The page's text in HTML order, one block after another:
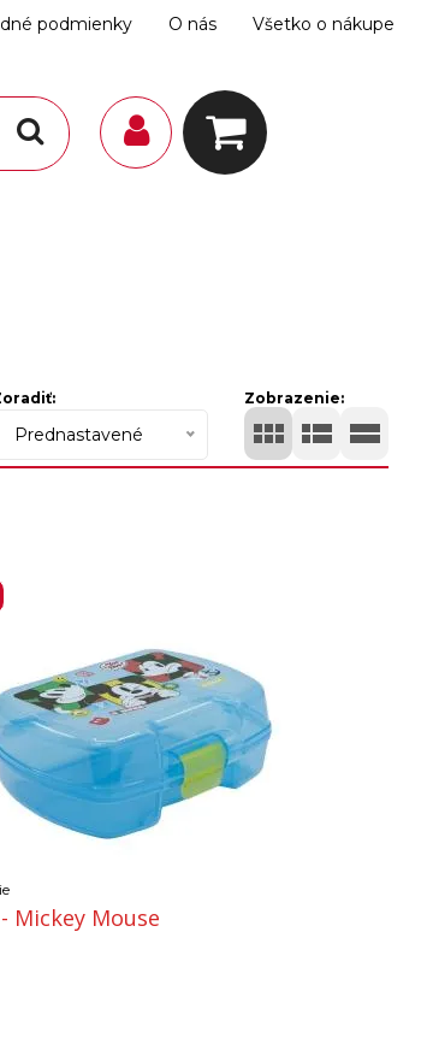
podmienky O nás Všetko o nákupe
Zobrazenie:
Prednastavené
Mickey Mouse